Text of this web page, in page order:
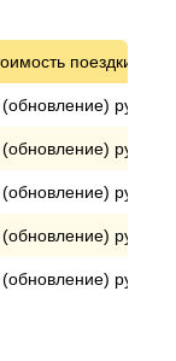
поездки*
рублей
рублей
рублей
рублей
рублей